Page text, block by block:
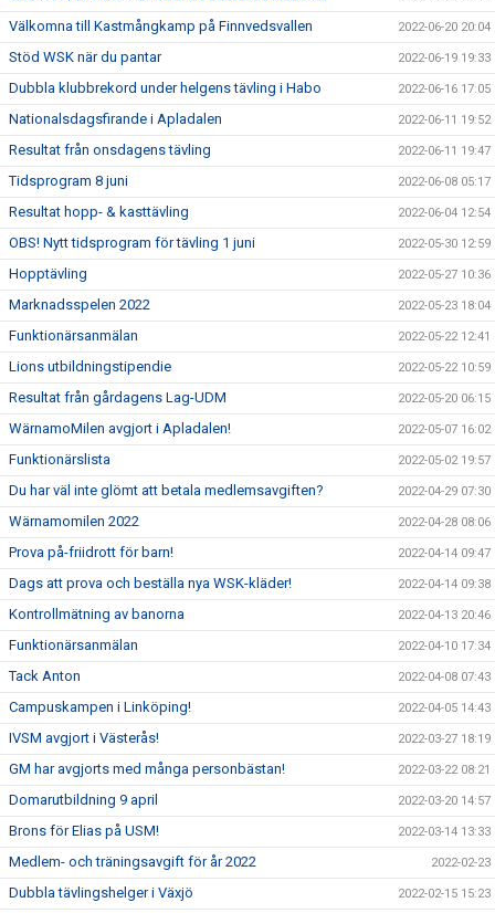
Välkomna till Kastmångkamp på Finnvedsvallen 2022-06-20 20:04
Stöd WSK när du pantar 2022-06-19 19:33
Dubbla klubbrekord under helgens tävling i Habo 2022-06-16 17:05
Nationalsdagsfirande i Apladalen 2022-06-11 19:52
Resultat från onsdagens tävling 2022-06-11 19:47
Tidsprogram 8 juni 2022-06-08 05:17
Resultat hopp- & kasttävling 2022-06-04 12:54
OBS! Nytt tidsprogram för tävling 1 juni 2022-05-30 12:59
Hopptävling 2022-05-27 10:36
Marknadsspelen 2022 2022-05-23 18:04
Funktionärsanmälan 2022-05-22 12:41
Lions utbildningstipendie 2022-05-22 10:59
Resultat från gårdagens Lag-UDM 2022-05-20 06:15
WärnamoMilen avgjort i Apladalen! 2022-05-07 16:02
Funktionärslista 2022-05-02 19:57
Du har väl inte glömt att betala medlemsavgiften? 2022-04-29 07:30
Wärnamomilen 2022 2022-04-28 08:06
Prova på-friidrott för barn! 2022-04-14 09:47
Dags att prova och beställa nya WSK-kläder! 2022-04-14 09:38
Kontrollmätning av banorna 2022-04-13 20:46
Funktionärsanmälan 2022-04-10 17:34
Tack Anton 2022-04-08 07:43
Campuskampen i Linköping! 2022-04-05 14:43
IVSM avgjort i Västerås! 2022-03-27 18:19
GM har avgjorts med många personbästan! 2022-03-22 08:21
Domarutbildning 9 april 2022-03-20 14:57
Brons för Elias på USM! 2022-03-14 13:33
Medlem- och träningsavgift för år 2022 2022-02-23
Dubbla tävlingshelger i Växjö 2022-02-15 15:23